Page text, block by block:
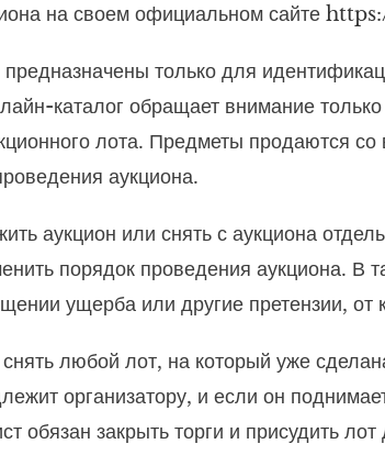
на своем официальном сайте
только для
каталог обращает внимание
лота. Предметы продаются
аукциона.
аукцион или снять с аукциона
порядок проведения аукциона. В
ущерба или другие претензии, от
любой лот, на который уже
организатору, и если он
обязан закрыть торги и присудить лот